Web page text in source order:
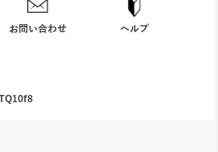
お問い合わせ ヘルプ